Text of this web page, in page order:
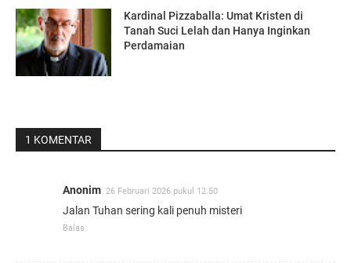
Kardinal Pizzaballa: Umat Kristen di
Tanah Suci Lelah dan Hanya Inginkan
Perdamaian
1 KOMENTAR
Anonim 26 Februari 2026 pukul 12.50
Jalan Tuhan sering kali penuh misteri
Balas